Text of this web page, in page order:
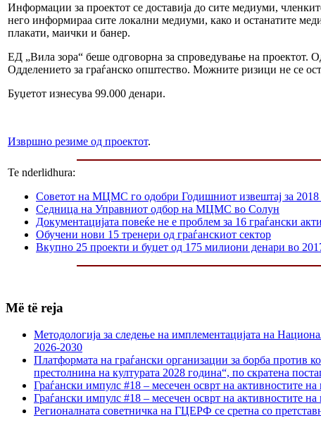
Информации за проектот се доставија до сите медиуми,
него информираа сите локални медиуми, како и останатите
плакати, маички и банер.
ЕД „Вила зора“ беше одговорна за спроведување на
Одделението за граѓанско општество. Можните ризици не се
Буџетот изнесува 99.000 денари.
Извршно резиме од проектот.
Te nderlidhura:
Советот на МЦМС го одобри Годишниот извештај за 2018
Седница на Управниот одбор на МЦМС во Солун
Документацијата повеќе не е проблем за 16 граѓански
Обучени нови 15 тренери од граѓанскиот сектор
Вкупно 25 проекти и буџет од 175 милиони денари во
Më të reja
Методологија за следење на имплементацијата на
2026-2030
Платформата на граѓански организации за борба против
престолнина на културата 2028 година“, по скратена
Граѓански импулс #18 – месечен осврт на активностите на
Граѓански импулс #18 – месечен осврт на активностите на
Регионалната советничка на ГЦЕРФ се сретна со